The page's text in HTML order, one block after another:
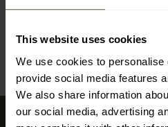
This website uses cookies
We use cookies to personalise
provide social media features
We also share information
our social media, advertising